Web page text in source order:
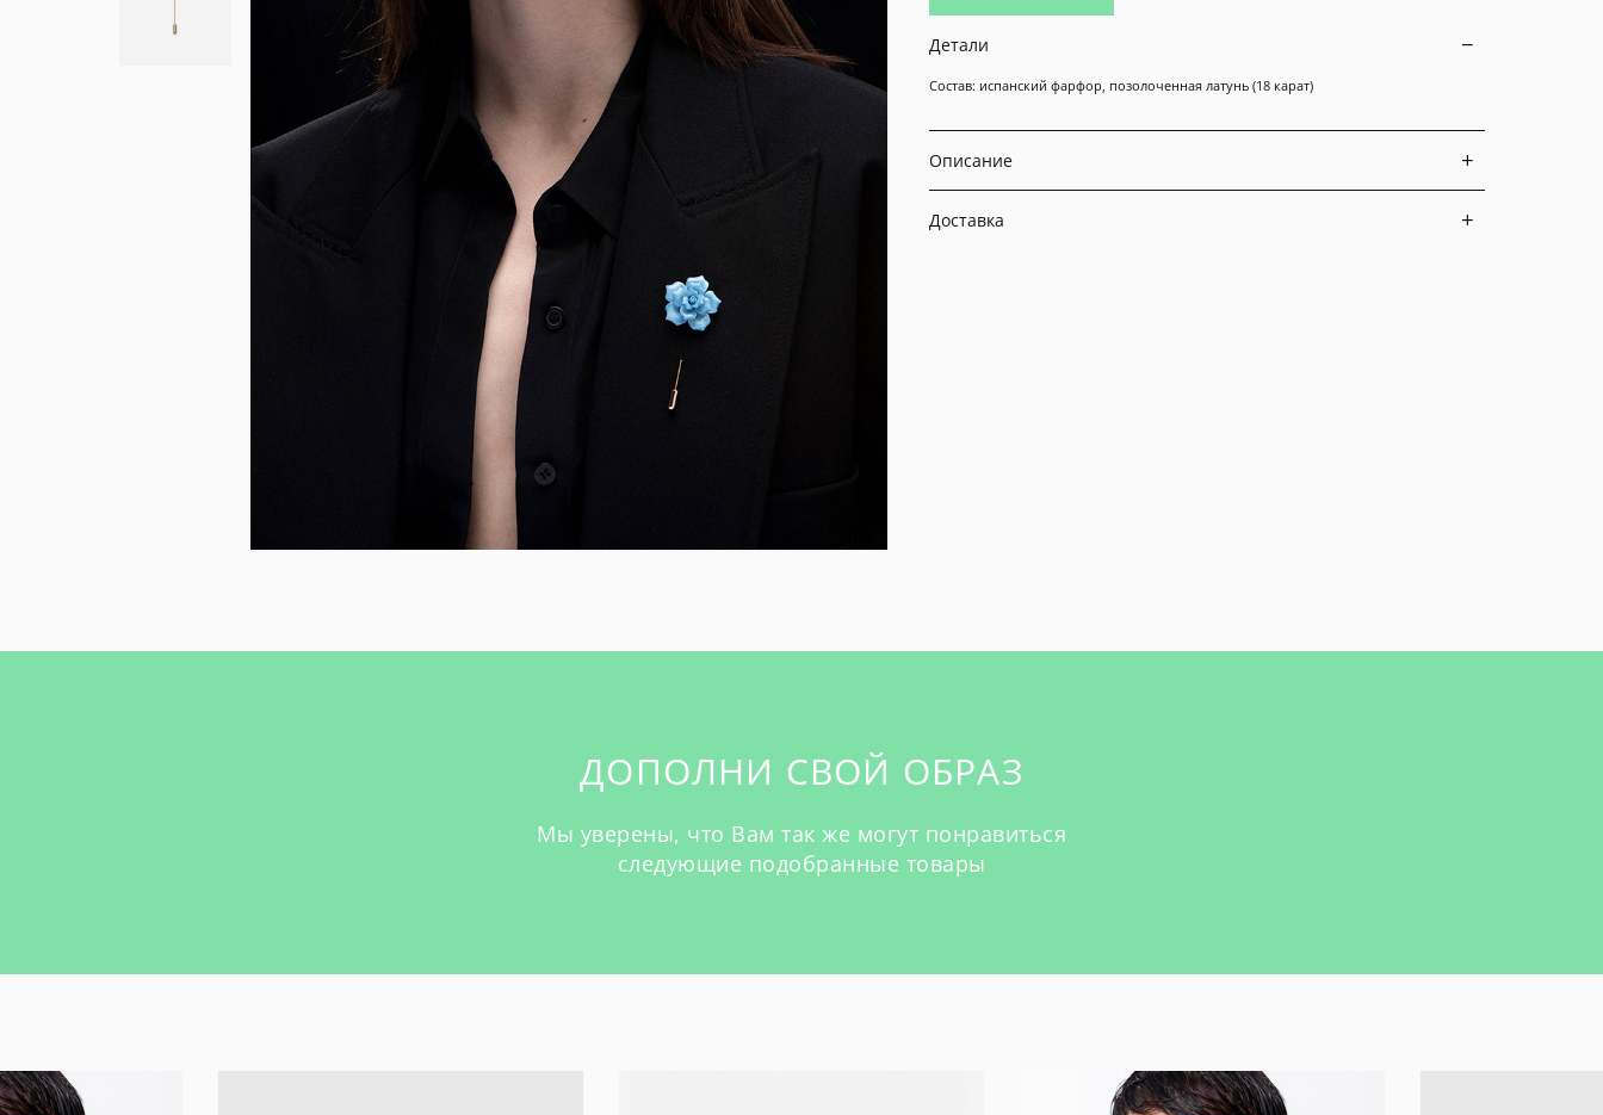
Детали
Состав: испанский фарфор, позолоченная латунь (18 карат)
Описание
Доставка
ДОПОЛНИ СВОЙ ОБРАЗ
Мы уверены, что Вам так же могут понравиться
следующие подобранные товары